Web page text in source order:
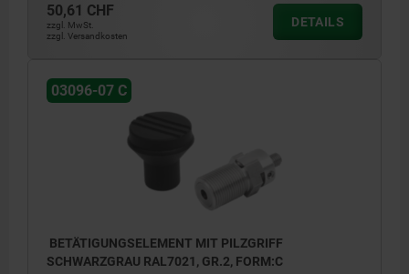
50,61 CHF
zzgl. MwSt.
zzgl. Versandkosten
DETAILS
03096-07 C
BETÄTIGUNGSELEMENT MIT PILZGRIFF
SCHWARZGRAU RAL7021, GR.2, FORM:C